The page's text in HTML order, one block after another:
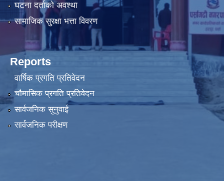
घटना दर्ताको अवश्था
सामाजिक सुरक्षा भत्ता विवरण
Reports
वार्षिक प्रगति प्रतिवेदन
चौमासिक प्रगति प्रतिवेदन
सार्वजनिक सुनुवाई
सार्वजनिक परीक्षण